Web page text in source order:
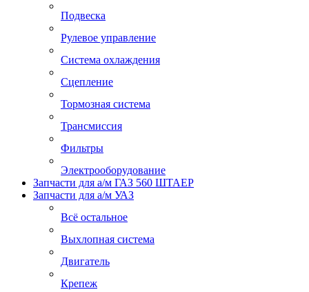
Подвеска
Рулевое управление
Система охлаждения
Сцепление
Тормозная система
Трансмиссия
Фильтры
Электрооборудование
Запчасти для а/м ГАЗ 560 ШТАЕР
Запчасти для а/м УАЗ
Всё остальное
Выхлопная система
Двигатель
Крепеж